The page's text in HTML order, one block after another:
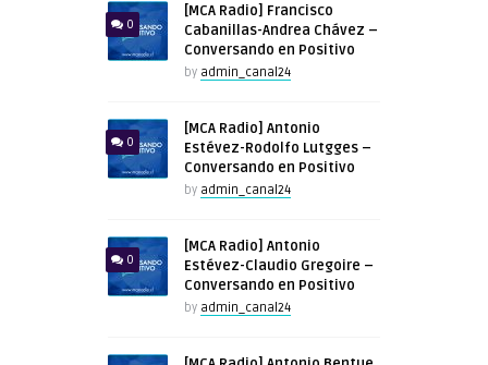
0
[MCA Radio] Francisco
Cabanillas-Andrea Chávez –
Conversando en Positivo
by admin_canal24
0
[MCA Radio] Antonio
Estévez-Rodolfo Lutgges –
Conversando en Positivo
by admin_canal24
0
[MCA Radio] Antonio
Estévez-Claudio Gregoire –
Conversando en Positivo
by admin_canal24